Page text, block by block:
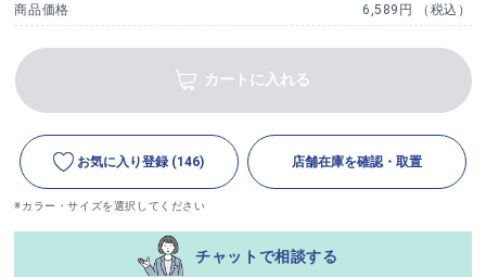
商品価格 6,589円 （税込）
カートに入れる
お気に入り登録 (146) 店舗在庫を確認・取置
※カラー・サイズを選択してください
チャットで相談する